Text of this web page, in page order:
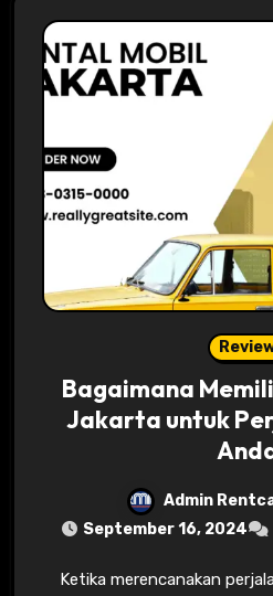
Bagaimana
Jakarta untuk
Admin
September 16, 2024
Ketika merencanakan perjalanan bisnis di Jakarta,